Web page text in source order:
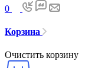
0
Корзина
Очистить корзину